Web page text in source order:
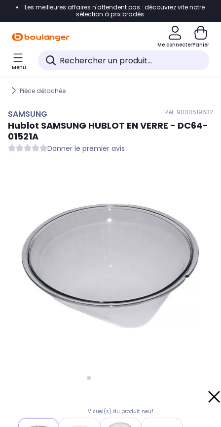
Accéder directement à la navigation
Accéder directement au pied de page
Accéder directement au chatbot
Les meilleures affaires n'attendent pas : découvrez vite notre
sélection à prix bradés.
Me connecterPanier
Menu
Pièce détachée
SAMSUNG Réf. 9000519632
Hublot SAMSUNG HUBLOT EN VERRE - DC64-
01521A
Donner le premier avis
Visuel(s) du produit neuf